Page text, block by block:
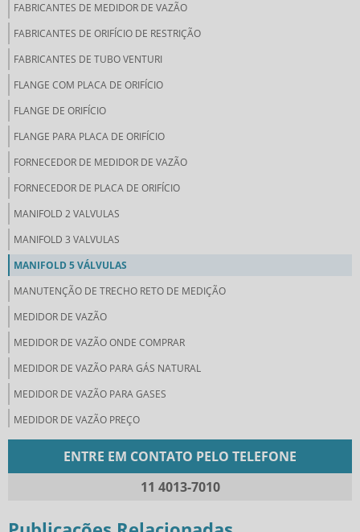
FABRICANTES DE MEDIDOR DE VAZÃO
FABRICANTES DE ORIFÍCIO DE RESTRIÇÃO
FABRICANTES DE TUBO VENTURI
FLANGE COM PLACA DE ORIFÍCIO
FLANGE DE ORIFÍCIO
FLANGE PARA PLACA DE ORIFÍCIO
FORNECEDOR DE MEDIDOR DE VAZÃO
FORNECEDOR DE PLACA DE ORIFÍCIO
MANIFOLD 2 VALVULAS
MANIFOLD 3 VALVULAS
MANIFOLD 5 VÁLVULAS
MANUTENÇÃO DE TRECHO RETO DE MEDIÇÃO
MEDIDOR DE VAZÃO
MEDIDOR DE VAZÃO ONDE COMPRAR
MEDIDOR DE VAZÃO PARA GÁS NATURAL
MEDIDOR DE VAZÃO PARA GASES
MEDIDOR DE VAZÃO PREÇO
MEDIDORES DE VAZÃO INDUSTRIAL
ORIFICIO DE RESTRIÇÃO COMPRAR
ENTRE EM CONTATO PELO TELEFONE
11 4013-7010